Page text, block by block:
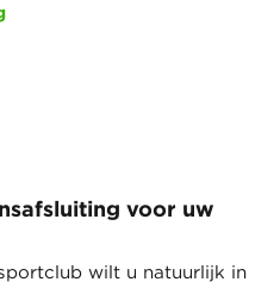
voor uw
wilt u natuurlijk in